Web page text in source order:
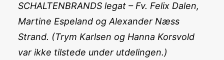
SCHALTENBRANDS legat – Fv. Felix Dalen,
Martine Espeland og Alexander Næss
Strand. (Trym Karlsen og Hanna Korsvold
var ikke tilstede under utdelingen.)